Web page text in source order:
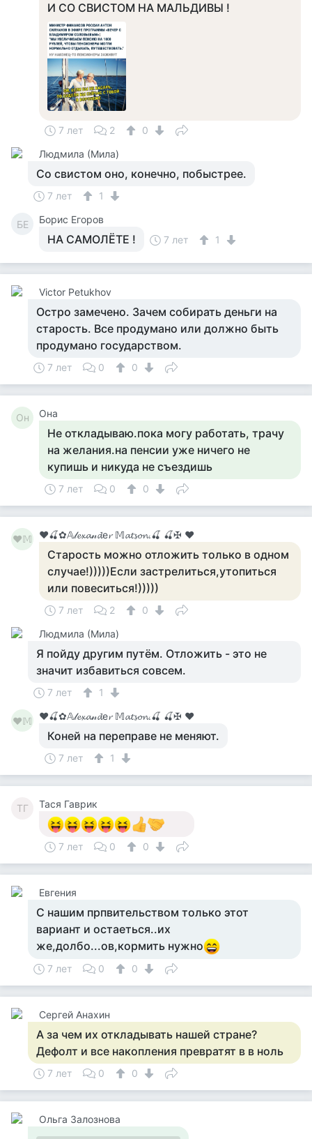
И СО СВИСТОМ НА МАЛЬДИВЫ !
7 лет 2
0
Людмила (Мила)
Со свистом оно, конечно, побыстрее.
7 лет 1
БЕ Борис Егоров
НА САМОЛЁТЕ ! 7 лет 1
Victor Petukhov
Остро замечено. Зачем собирать деньги на
старость. Все продумано или должно быть
продумано государством.
7 лет 0 0
Он Она
Не откладываю.пока могу работать, трачу
на желания.на пенсии уже ничего не
купишь и никуда не съездишь
7 лет 0 0
♥𝕄 ♥🍒✿𝔸𝓁𝓮𝔁𝓪𝓃𝓭е𝓻 𝕄𝓪𝓽𝓼𝓸𝓷.🍒 🍒✠ ♥
Старость можно отложить только в одном
случае!)))))Если застрелиться,утопиться
или повеситься!)))))
7 лет 2
0
Людмила (Мила)
Я пойду другим путём. Отложить - это не
значит избавиться совсем.
7 лет 1
♥𝕄 ♥🍒✿𝔸𝓁𝓮𝔁𝓪𝓃𝓭е𝓻 𝕄𝓪𝓽𝓼𝓸𝓷.🍒 🍒✠ ♥
Коней на переправе не меняют.
7 лет 1
ТГ Тася Гаврик
7 лет 0 0
Евгения
С нашим прпвительством только этот
вариант и остаеться..их
же,долбо...ов,кормить нужно
7 лет 0 0
Сергей Анахин
А за чем их откладывать нашей стране?
Дефолт и все накопления превратят в в ноль
7 лет 0 0
Ольга Залознова